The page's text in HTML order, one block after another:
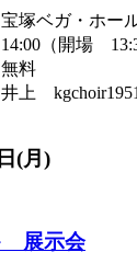
宝塚ベガ・ホー
14:00（開場
無料
井上
(月)
展示会